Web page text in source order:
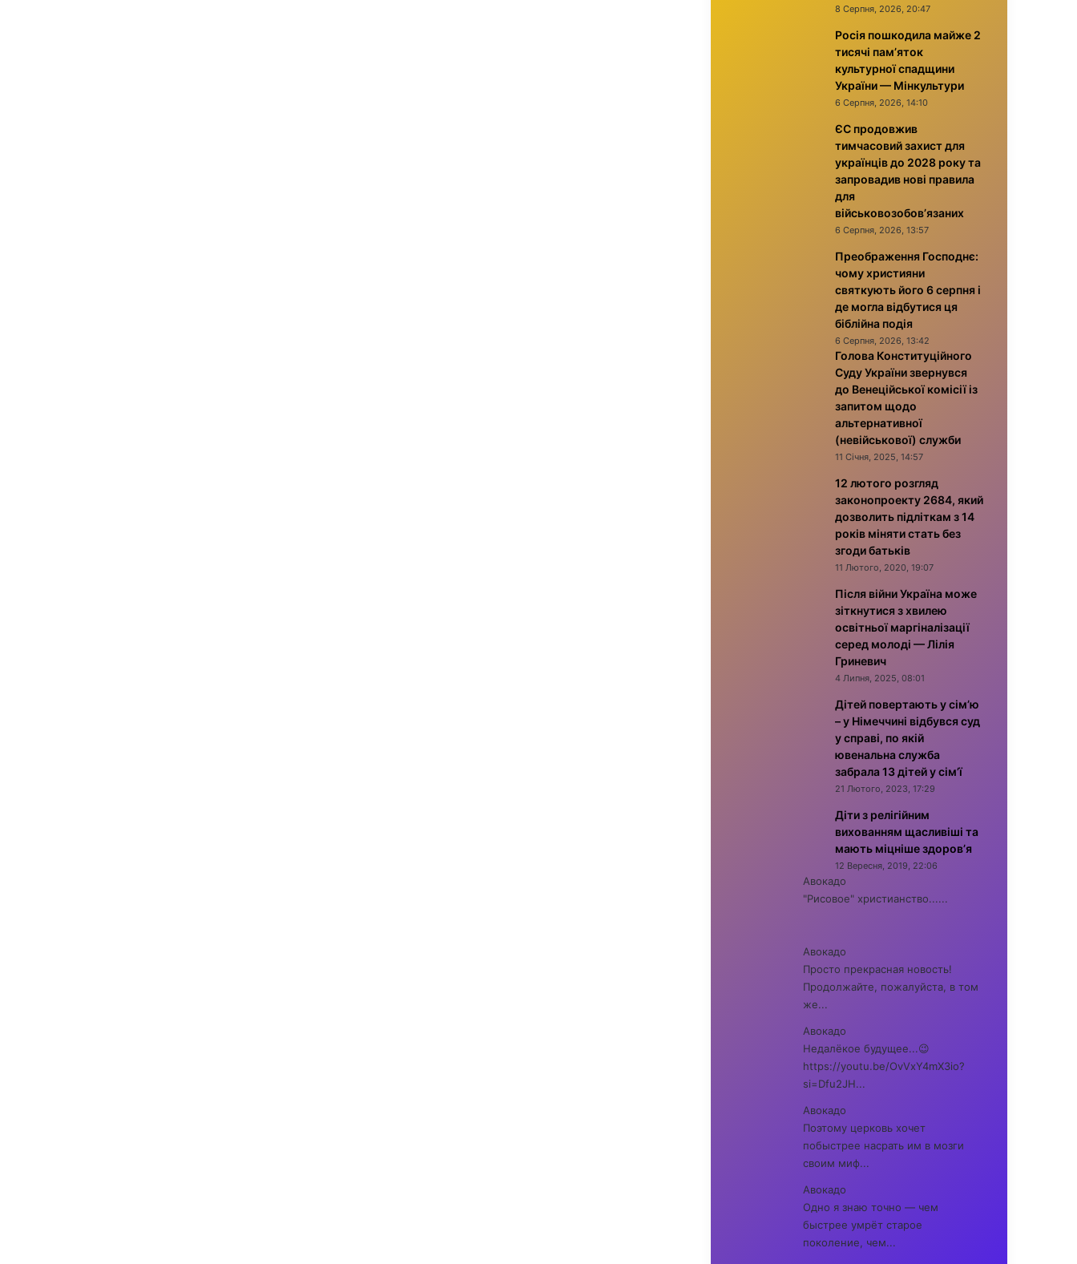
8 Серпня, 2026, 20:47
Росія пошкодила майже 2
тисячі пам’яток
культурної спадщини
України — Мінкультури
6 Серпня, 2026, 14:10
ЄС продовжив
тимчасовий захист для
українців до 2028 року та
запровадив нові правила
для
військовозобов’язаних
6 Серпня, 2026, 13:57
Преображення Господнє:
чому християни
святкують його 6 серпня і
де могла відбутися ця
біблійна подія
6 Серпня, 2026, 13:42
Голова Конституційного
Суду України звернувся
до Венеційської комісії із
запитом щодо
альтернативної
(невійськової) служби
11 Січня, 2025, 14:57
12 лютого розгляд
законопроекту 2684, який
дозволить підліткам з 14
років міняти стать без
згоди батьків
11 Лютого, 2020, 19:07
Після війни Україна може
зіткнутися з хвилею
освітньої маргіналізації
серед молоді — Лілія
Гриневич
4 Липня, 2025, 08:01
Дітей повертають у сім’ю
– у Німеччині відбувся суд
у справі, по якій
ювенальна служба
забрала 13 дітей у сім’ї
21 Лютого, 2023, 17:29
Діти з релігійним
вихованням щасливіші та
мають міцніше здоров’я
12 Вересня, 2019, 22:06
Авокадо
"Рисовое" христианство......
Авокадо
Просто прекрасная новость!
Продолжайте, пожалуйста, в том
же...
Авокадо
Недалёкое будущее...😉
https://youtu.be/OvVxY4mX3io?
si=Dfu2JH...
Авокадо
Поэтому церковь хочет
побыстрее насрать им в мозги
своим миф...
Авокадо
Одно я знаю точно — чем
быстрее умрёт старое
поколение, чем...